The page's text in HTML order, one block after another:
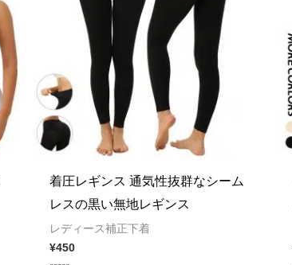
着圧レギンス 通気性抜群なシーム
レスの黒い無地レギンス
レディース補正下着
¥450